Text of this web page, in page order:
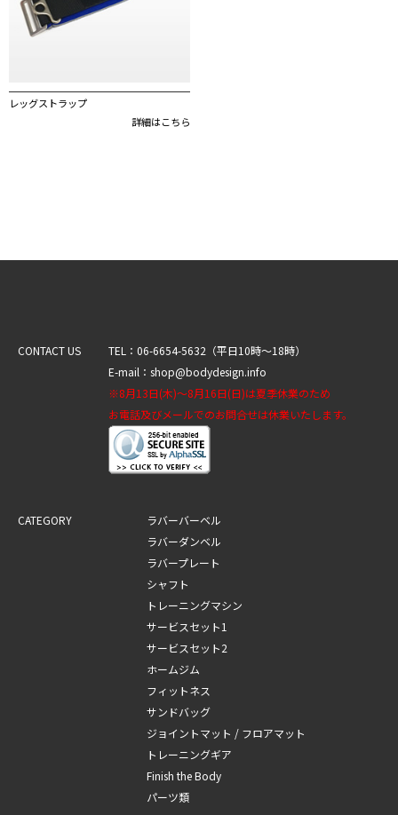
レッグストラップ
詳細はこちら
CONTACT US
TEL：06-6654-5632（平日10時～18時）
E-mail：shop@bodydesign.info
※8月13日(木)～8月16日(日)は夏季休業のため
お電話及びメールでのお問合せは休業いたします。
CATEGORY
ラバーバーベル
ラバーダンベル
ラバープレート
シャフト
トレーニングマシン
サービスセット1
サービスセット2
ホームジム
フィットネス
サンドバッグ
ジョイントマット / フロアマット
トレーニングギア
Finish the Body
パーツ類